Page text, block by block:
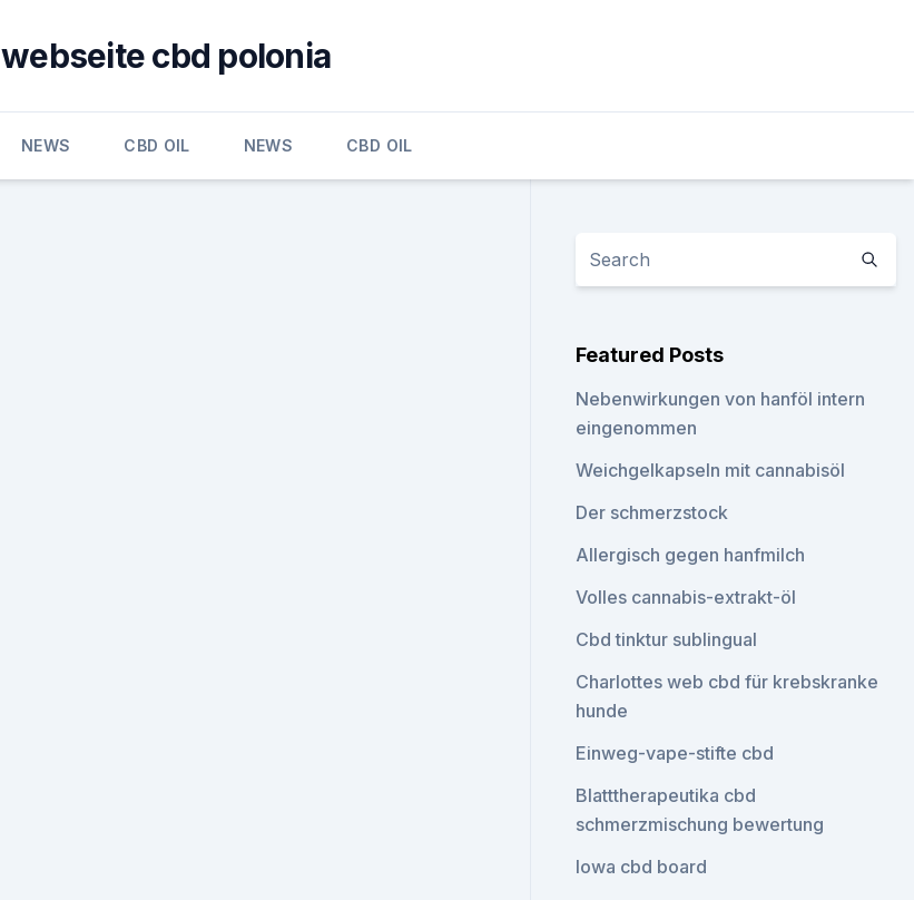
webseite cbd polonia
NEWS CBD OIL NEWS CBD OIL
Featured Posts
Nebenwirkungen von hanföl intern
eingenommen
Weichgelkapseln mit cannabisöl
Der schmerzstock
Allergisch gegen hanfmilch
Volles cannabis-extrakt-öl
Cbd tinktur sublingual
Charlottes web cbd für krebskranke
hunde
Einweg-vape-stifte cbd
Blatttherapeutika cbd
schmerzmischung bewertung
Iowa cbd board